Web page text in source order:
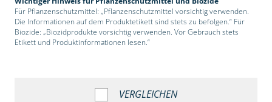
Für Pflanzenschutzmittel: „Pflanzenschutzmittel vorsichtig verwenden.
Die Informationen auf dem Produktetikett sind stets zu befolgen.“ Für
Biozide: „Biozidprodukte vorsichtig verwenden. Vor Gebrauch stets
Etikett und Produktinformationen lesen.“
VERGLEICHEN